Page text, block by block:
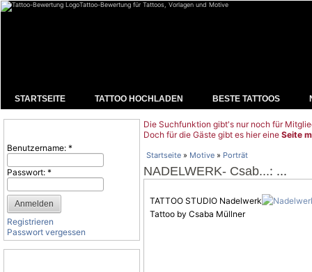
Tattoo-Bewertung für Tattoos, Vorlagen und Motive
STARTSEITE TATTOO HOCHLADEN BESTE TATTOOS
Benutzername: *
Passwort: *
Registrieren
Passwort vergessen
Die Suchfunktion gibt's nur noch für
Doch für die Gäste gibt es hier eine Seite
Startseite » Motive » Porträt
NADELWERK- Csab...: ...
TATTOO STUDIO Nadelwerk
Tattoo by Csaba Müllner